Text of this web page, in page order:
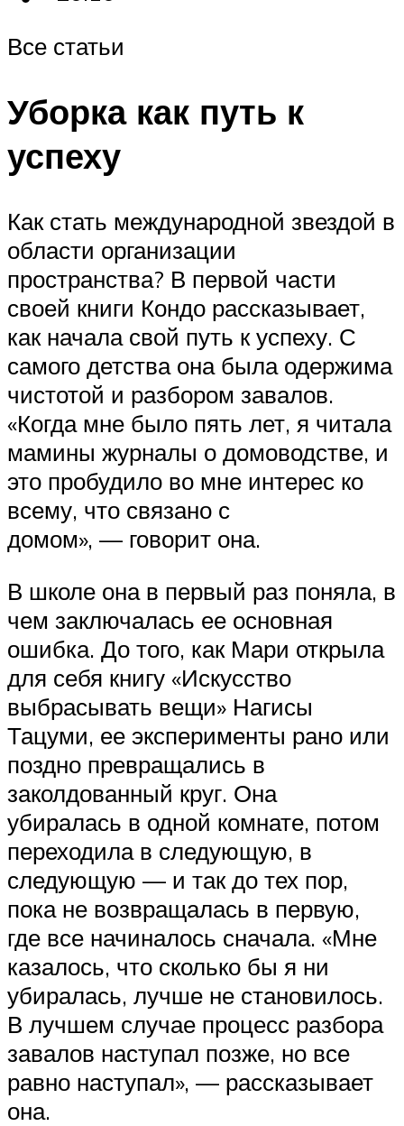
Все статьи
Уборка как путь к
успеху
Как стать международной звездой в
области организации
пространства? В первой части
своей книги Кондо рассказывает,
как начала свой путь к успеху. С
самого детства она была одержима
чистотой и разбором завалов.
«Когда мне было пять лет, я читала
мамины журналы о домоводстве, и
это пробудило во мне интерес ко
всему, что связано с
домом», — говорит она.
В школе она в первый раз поняла, в
чем заключалась ее основная
ошибка. До того, как Мари открыла
для себя книгу «Искусство
выбрасывать вещи» Нагисы
Тацуми, ее эксперименты рано или
поздно превращались в
заколдованный круг. Она
убиралась в одной комнате, потом
переходила в следующую, в
следующую — и так до тех пор,
пока не возвращалась в первую,
где все начиналось сначала. «Мне
казалось, что сколько бы я ни
убиралась, лучше не становилось.
В лучшем случае процесс разбора
завалов наступал позже, но все
равно наступал», — рассказывает
она.